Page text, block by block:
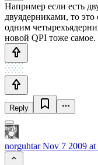
Например если есть
двуядерниками, то
одним
новой QPI тоже самое.
Reply
norguhtarNov 7 2009 at